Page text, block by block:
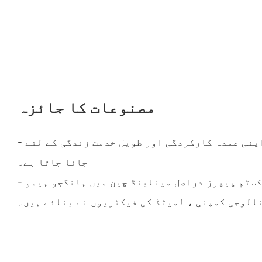
مصنوعات کا جائزہ
- ہارڈ ویوگ کسٹم پیپر اپنی عمدہ کارکردگی اور طویل خدمت زندگی کے لئے
جانا جاتا ہے۔
- بہت سارے مشہور برانڈ کسٹم پیپرز دراصل مینلینڈ چین میں ہانگجو ہیمو
کمپنی ، لمیٹڈ کی فیکٹریوں نے بنائے ہیں۔